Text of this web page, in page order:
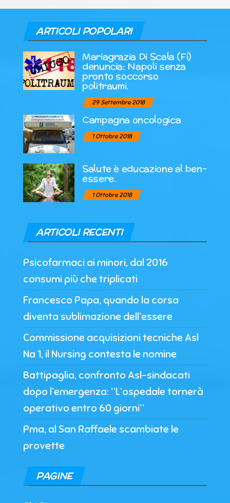
ARTICOLI POPOLARI
Mariagrazia Di Scala (Fi)
denuncia: Napoli senza
pronto soccorso
politraumi.
29 Settembre 2018
Campagna oncologica
1 Ottobre 2018
Salute è educazione al ben-
essere.
1 Ottobre 2018
ARTICOLI RECENTI
Psicofarmaci ai minori, dal 2016
consumi più che triplicati
Francesco Papa, quando la corsa
diventa sublimazione dell’essere
Commissione acquisizioni tecniche Asl
Na 1, il Nursing contesta le nomine
Battipaglia, confronto Asl-sindacati
dopo l’emergenza: “L’ospedale tornerà
operativo entro 60 giorni”
Pma, al San Raffaele scambiate le
provette
PAGINE